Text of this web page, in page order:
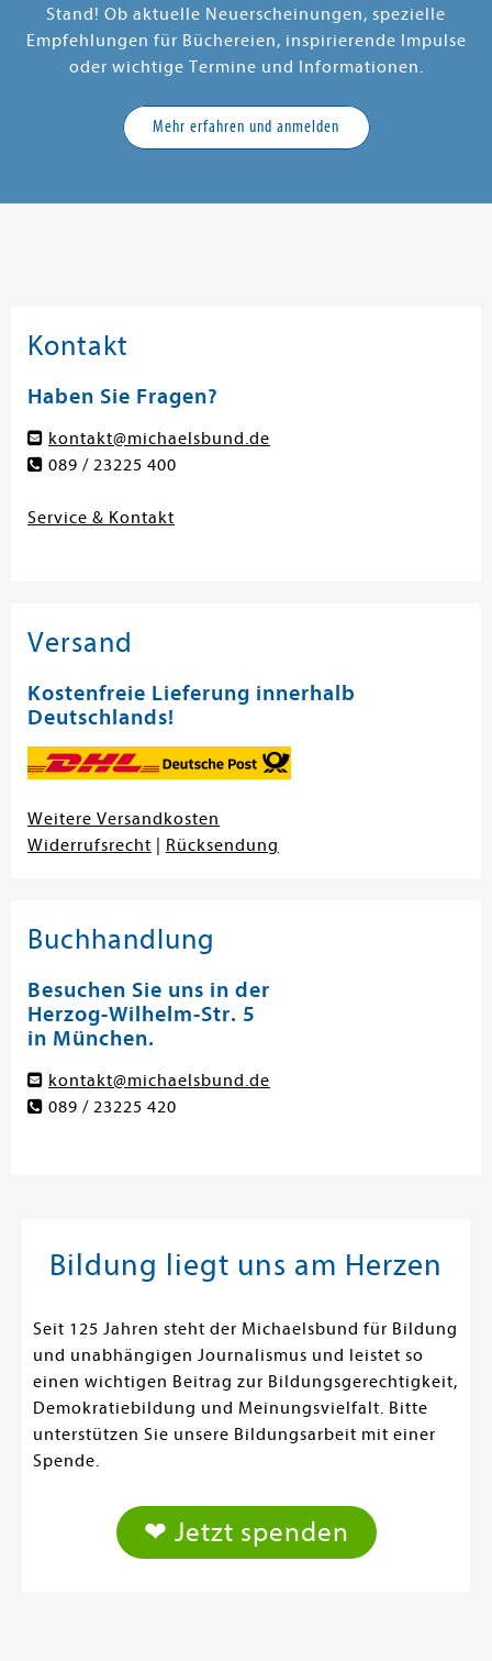
Stand! Ob aktuelle Neuerscheinungen, spezielle
Empfehlungen für Büchereien, inspirierende Impulse
oder wichtige Termine und Informationen.
Mehr erfahren und anmelden
Kontakt
Haben Sie Fragen?
kontakt@michaelsbund.de
089 / 23225 400
Service & Kontakt
Versand
Kostenfreie Lieferung innerhalb
Deutschlands!
Weitere Versandkosten
Widerrufsrecht
Rücksendung
Buchhandlung
Besuchen Sie uns in der
Herzog-Wilhelm-Str. 5
in München.
kontakt@michaelsbund.de
089 / 23225 420
Bildung liegt uns am Herzen
Seit 125 Jahren steht der Michaelsbund für Bildung
und unabhängigen Journalismus und leistet so
einen wichtigen Beitrag zur Bildungsgerechtigkeit,
Demokratiebildung und Meinungsvielfalt. Bitte
unterstützen Sie unsere Bildungsarbeit mit einer
Spende.
❤ Jetzt spenden